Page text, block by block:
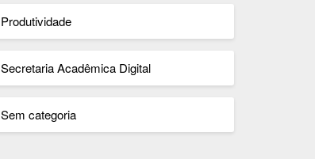
Produtividade
Secretaria Acadêmica Digital
Sem categoria